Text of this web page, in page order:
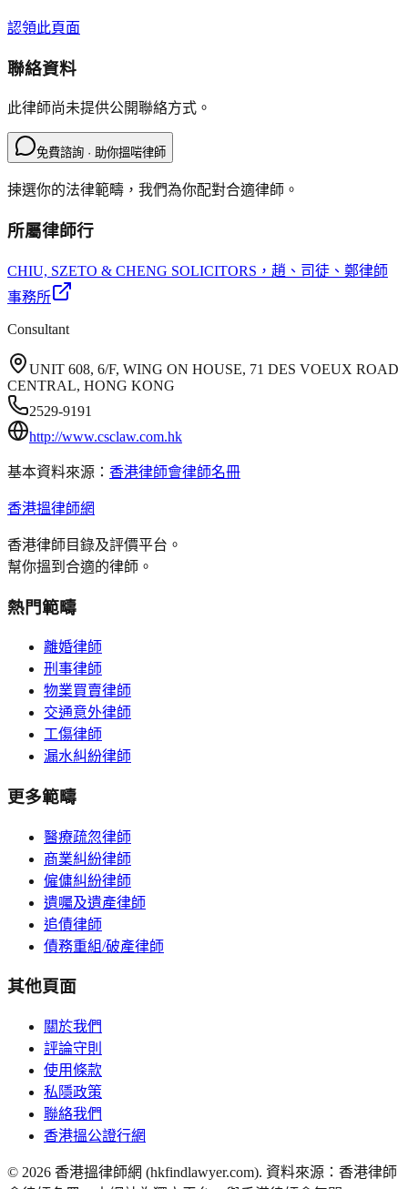
認領此頁面
聯絡資料
此律師尚未提供公開聯絡方式。
免費諮詢 · 助你搵啱律師
揀選你的法律範疇，我們為你配對合適律師。
所屬律師行
CHIU, SZETO & CHENG SOLICITORS ，趙、司徒、鄭律師
事務所
Consultant
UNIT 608, 6/F, WING ON HOUSE, 71 DES VOEUX ROAD
CENTRAL, HONG KONG
2529-9191
http://www.csclaw.com.hk
基本資料來源： 香港律師會律師名冊
香港搵律師網
香港律師目錄及評價平台。
幫你搵到合適的律師。
熱門範疇
離婚律師
刑事律師
物業買賣律師
交通意外律師
工傷律師
漏水糾紛律師
更多範疇
醫療疏忽律師
商業糾紛律師
僱傭糾紛律師
遺囑及遺產律師
追債律師
債務重組/破產律師
其他頁面
關於我們
評論守則
使用條款
私隱政策
聯絡我們
香港搵公證行網
© 2026 香港搵律師網 (hkfindlawyer.com). 資料來源：香港律師